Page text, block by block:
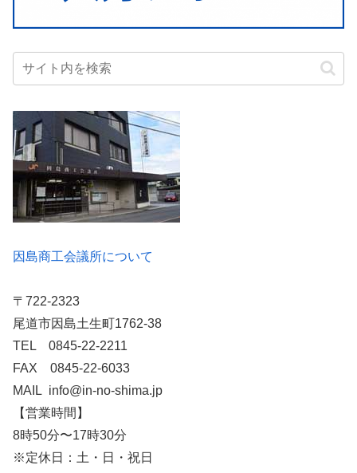
因島商工会議所について
〒722-2323
尾道市因島土生町1762-38
TEL 0845-22-2211
FAX 0845-22-6033
MAIL info@in-no-shima.jp
【営業時間】
8時50分〜17時30分
※定休日：土・日・祝日